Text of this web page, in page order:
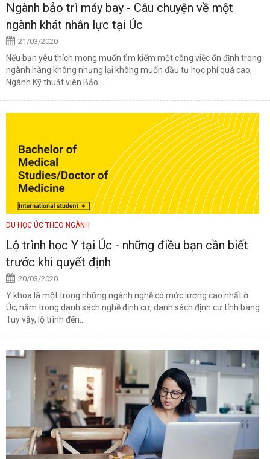
Ngành bảo trì máy bay - Câu chuyện về một
ngành khát nhân lực tại Úc
21/03/2020
Nếu bạn yêu thích mong muốn tìm kiếm một công việc ổn định trong
ngành hàng không nhưng lại không muốn đầu tư học phí quá cao,
Ngành Kỹ thuật viên Bảo...
DU HỌC ÚC THEO NGÀNH
Lộ trình học Y tại Úc - những điều bạn cần biết
trước khi quyết định
20/03/2020
Y khoa là một trong những ngành nghề có mức lương cao nhất ở
Úc, nằm trong danh sách nghề định cư, danh sách định cư tỉnh bang.
Tuy vậy, lộ trình đến...